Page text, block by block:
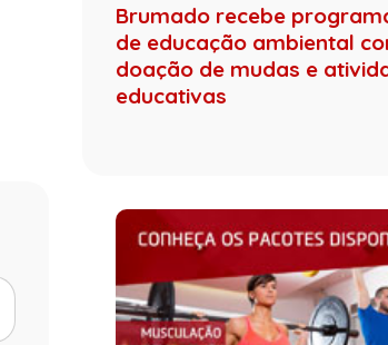
Brumado recebe
de educação ambiental
doação de mudas e
educativas